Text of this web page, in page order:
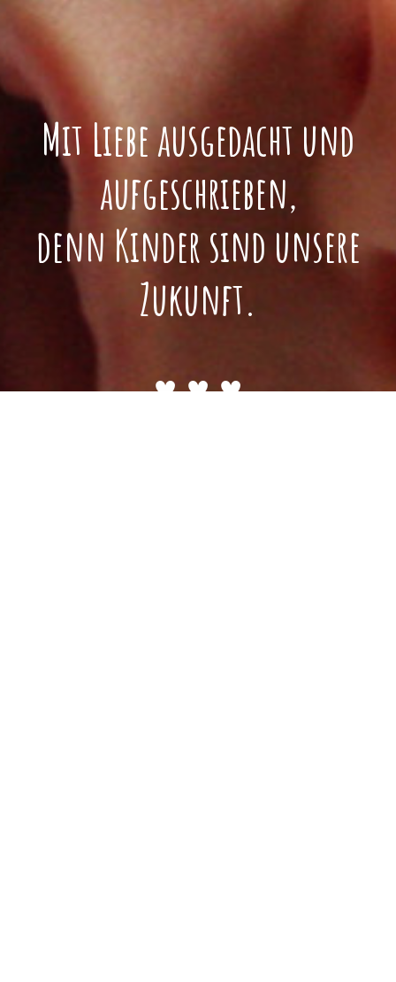
Mit Liebe ausgedacht und
aufgeschrieben,
denn Kinder sind unsere
Zukunft.
♥ ♥ ♥